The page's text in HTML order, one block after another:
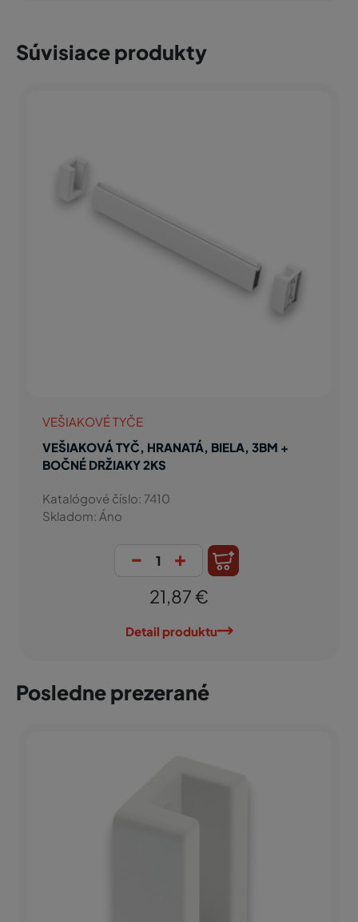
Súvisiace produkty
VEŠIAKOVÉ TYČE
VEŠIAKOVÁ TYČ, HRANATÁ, BIELA, 3BM +
BOČNÉ DRŽIAKY 2KS
Katalógové číslo: 7410
Skladom: Áno
- +
21,87 €
Detail produktu
Posledne prezerané